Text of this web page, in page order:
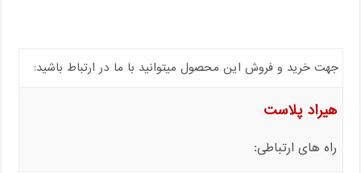
جهت خرید و فروش این محصول میتوانید با ما در ارتباط باشید:
هیراد پلاست
راه های ارتباطی: